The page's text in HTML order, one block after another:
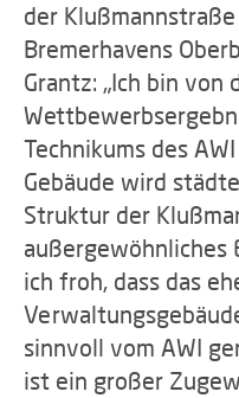
der
Bremerhavens
Grantz: „Ich bin von
Technikums des
Gebäude wird
Struktur der
außergewöhnliches
ich froh, dass das
sinnvoll vom AWI
ist ein großer